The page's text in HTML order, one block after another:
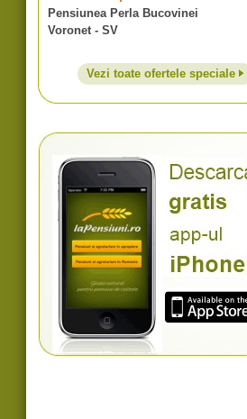
Pensiunea Perla Bucovinei
Voronet - SV
Vezi toate ofertele speciale